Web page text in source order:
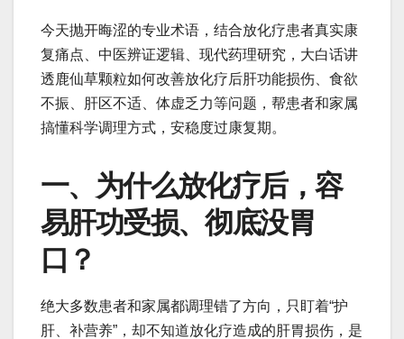
今天抛开晦涩的专业术语，结合放化疗患者真实康
复痛点、中医辨证逻辑、现代药理研究，大白话讲
透鹿仙草颗粒如何改善放化疗后肝功能损伤、食欲
不振、肝区不适、体虚乏力等问题，帮患者和家属
搞懂科学调理方式，安稳度过康复期。
一、为什么放化疗后，容
易肝功受损、彻底没胃
口？
绝大多数患者和家属都调理错了方向，只盯着“护
肝、补营养”，却不知道放化疗造成的肝胃损伤，是